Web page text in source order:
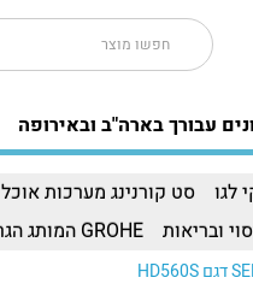
עבורך בארה"ב ובאירופה
לגו סט קורנינג מערכות אוכל
ובריאות GROHE המותג הגרמני המוביל